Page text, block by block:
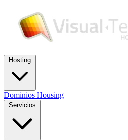
Hosting
Dominios Housing
Servicios